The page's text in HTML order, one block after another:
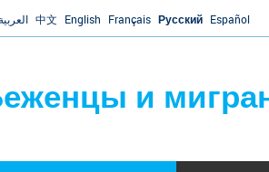
中文 English Français Русский Español
и